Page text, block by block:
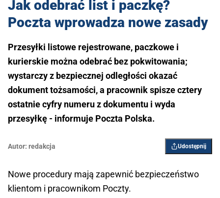
Jak odebrać list i paczkę?
Poczta wprowadza nowe zasady
Przesyłki listowe rejestrowane, paczkowe i
kurierskie można odebrać bez pokwitowania;
wystarczy z bezpiecznej odległości okazać
dokument tożsamości, a pracownik spisze cztery
ostatnie cyfry numeru z dokumentu i wyda
przesyłkę - informuje Poczta Polska.
Autor: redakcja Udostępnij
Nowe procedury mają zapewnić bezpieczeństwo
klientom i pracownikom Poczty.